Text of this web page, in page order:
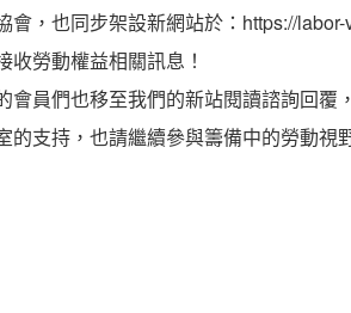
會，也同步架設新網站於：https://
勞動權益相關訊息！
會員們也移至我們的新站閱讀諮詢回覆
的支持，也請繼續參與籌備中的勞動視